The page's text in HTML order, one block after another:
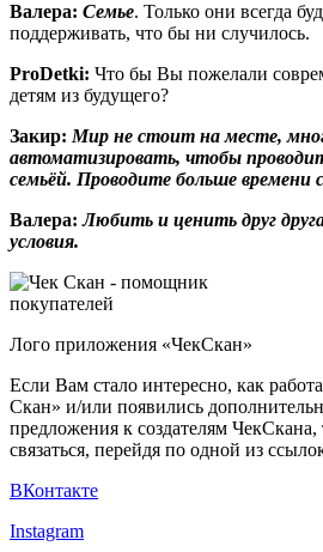
Валера: Семье. Только они всегда
поддерживать, что бы ни случилось.
ProDetki: Что бы Вы пожелали
детям из будущего?
Закир: Мир не стоит на месте,
автоматизировать, чтобы
семьёй. Проводите больше времени
Валера: Любить и ценить друг
условия.
Лого приложения «ЧекСкан»
Если Вам стало интересно, как
Скан» и/или появились
предложения к создателям
связаться, перейдя по одной из
ВКонтакте
Instagram